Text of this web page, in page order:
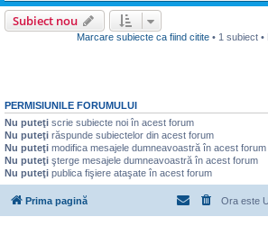
Subiect nou
Marcare subiecte ca fiind citite• 1 subiect •
PERMISIUNILE FORUMULUI
Nu puteţi scrie subiecte noi în acest forum
Nu puteţi răspunde subiectelor din acest forum
Nu puteţi modifica mesajele dumneavoastră în acest forum
Nu puteţi şterge mesajele dumneavoastră în acest forum
Nu puteţi publica fişiere ataşate în acest forum
Prima pagină Ora este